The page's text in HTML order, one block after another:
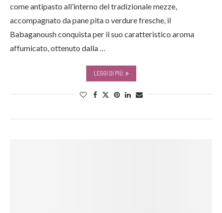
come antipasto all’interno del tradizionale mezze,
accompagnato da pane pita o verdure fresche, il
Babaganoush conquista per il suo caratteristico aroma
affumicato, ottenuto dalla …
LEGGI DI PIÙ